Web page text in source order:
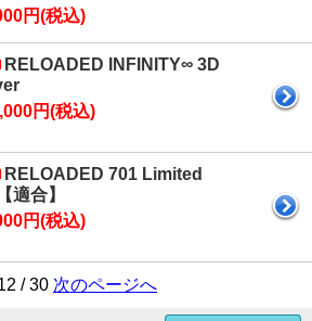
円(税込)
RELOADED INFINITY∞ 3D
円(税込)
RELOADED 701 Limited
適合】
円(税込)
/ 30 次のページへ